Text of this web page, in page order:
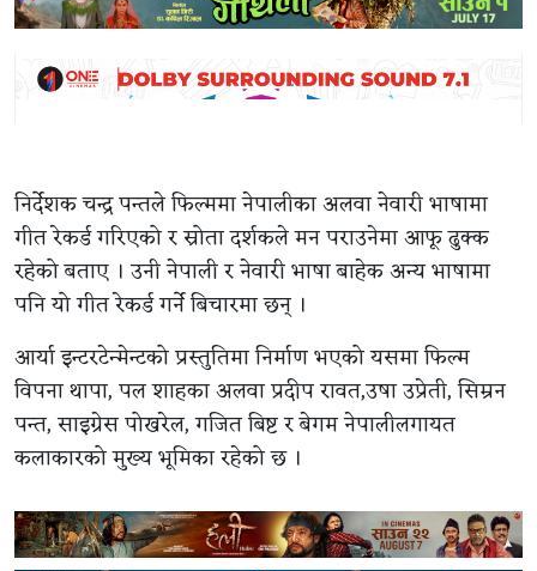
निर्देशक चन्द्र पन्तले फिल्ममा नेपालीका अलवा नेवारी भाषामा
गीत रेकर्ड गरिएको र स्रोता दर्शकले मन पराउनेमा आफू ढुक्क
रहेको बताए । उनी नेपाली र नेवारी भाषा बाहेक अन्य भाषामा
पनि यो गीत रेकर्ड गर्ने बिचारमा छन् ।
आर्या इन्टरटेन्मेन्टको प्रस्तुतिमा निर्माण भएको यसमा फिल्म
विपना थापा, पल शाहका अलवा प्रदीप रावत,उषा उप्रेती, सिम्रन
पन्त, साइग्रेस पोखरेल, गजित बिष्ट र बेगम नेपालीलगायत
कलाकारको मुख्य भूमिका रहेको छ ।